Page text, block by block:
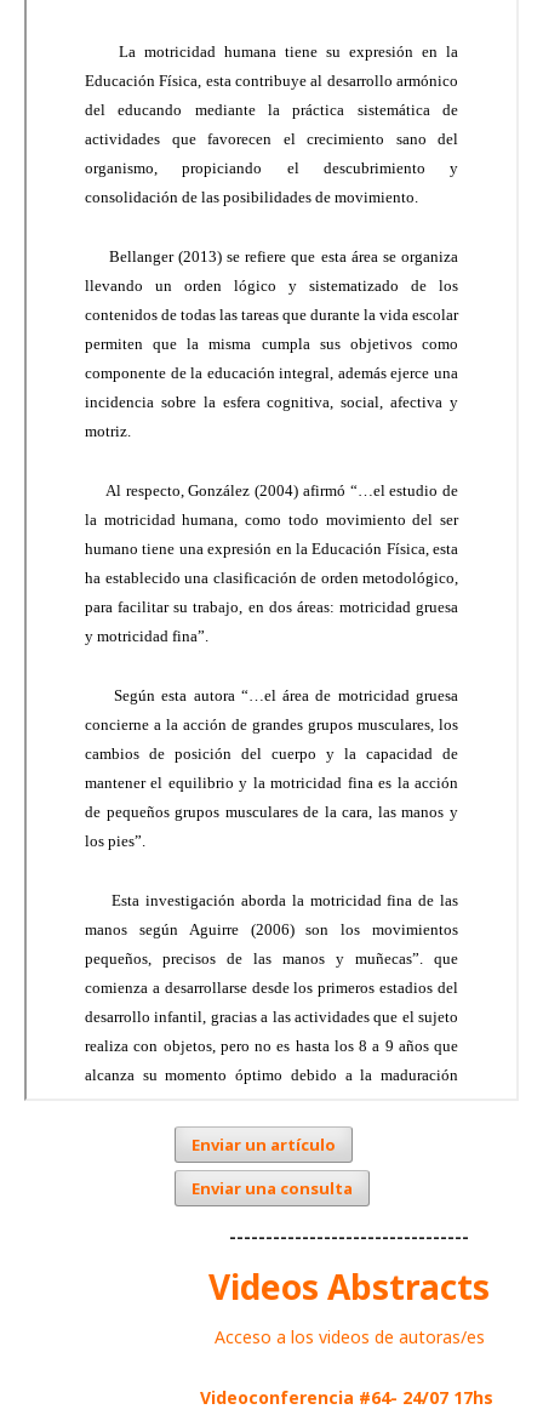
Enviar un artículo
Enviar una consulta
---------------------------------
Videos Abstracts
Acceso a los videos de autoras/es
Videoconferencia #64- 24/07 17hs